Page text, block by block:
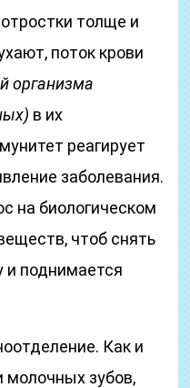
толще и
поток крови
организма
в их
реагирует
заболевания.
на биологическом
чтоб снять
и поднимается
Как и
молочных зубов,